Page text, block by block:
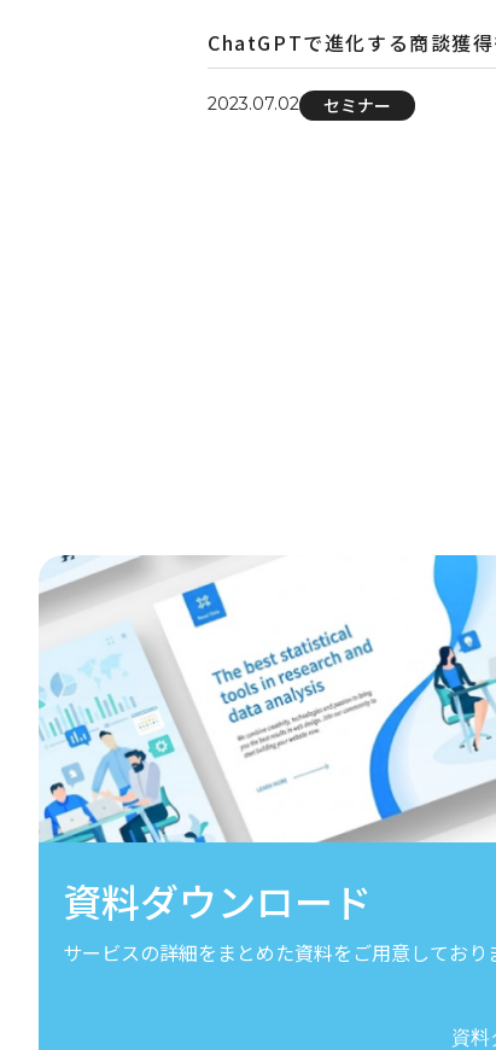
ChatGPTで進化する商談獲
2023.07.02 セミナー
資料ダウンロード
サービスの詳細をまとめた資料をご用意しており
資料